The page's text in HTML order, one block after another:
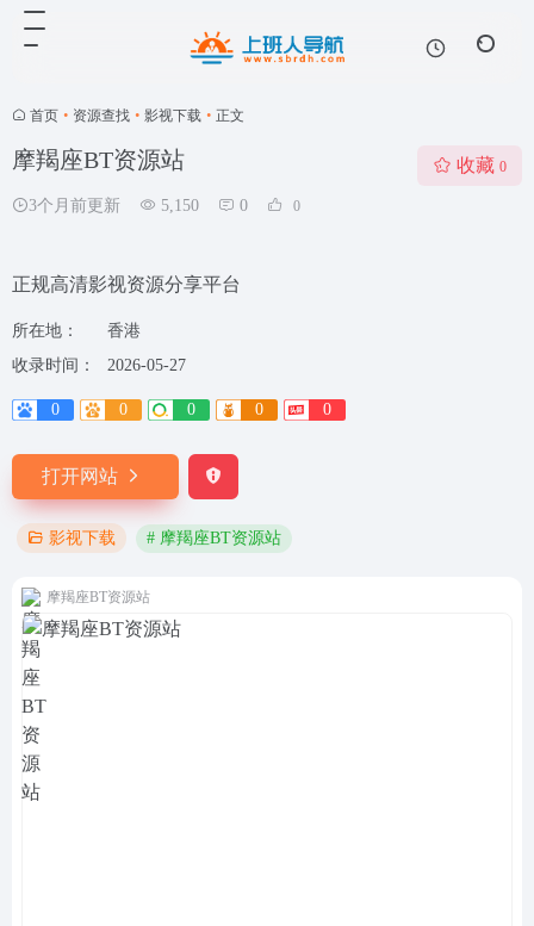
首页 • 资源查找 • 影视下载 • 正文
摩羯座BT资源站
3个月前更新 5,150 0 0
收藏 0
正规高清影视资源分享平台
所在地：
香港
收录时间：
2026-05-27
0 0 0 0 0
打开网站
影视下载 # 摩羯座BT资源站
摩羯座BT资源站